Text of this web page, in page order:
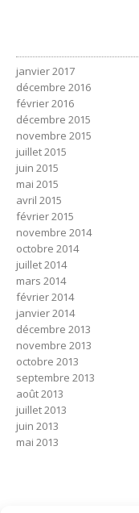
janvier 2017
décembre 2016
février 2016
décembre 2015
novembre 2015
juillet 2015
juin 2015
mai 2015
avril 2015
février 2015
novembre 2014
octobre 2014
juillet 2014
mars 2014
février 2014
janvier 2014
décembre 2013
novembre 2013
octobre 2013
septembre 2013
août 2013
juillet 2013
juin 2013
mai 2013